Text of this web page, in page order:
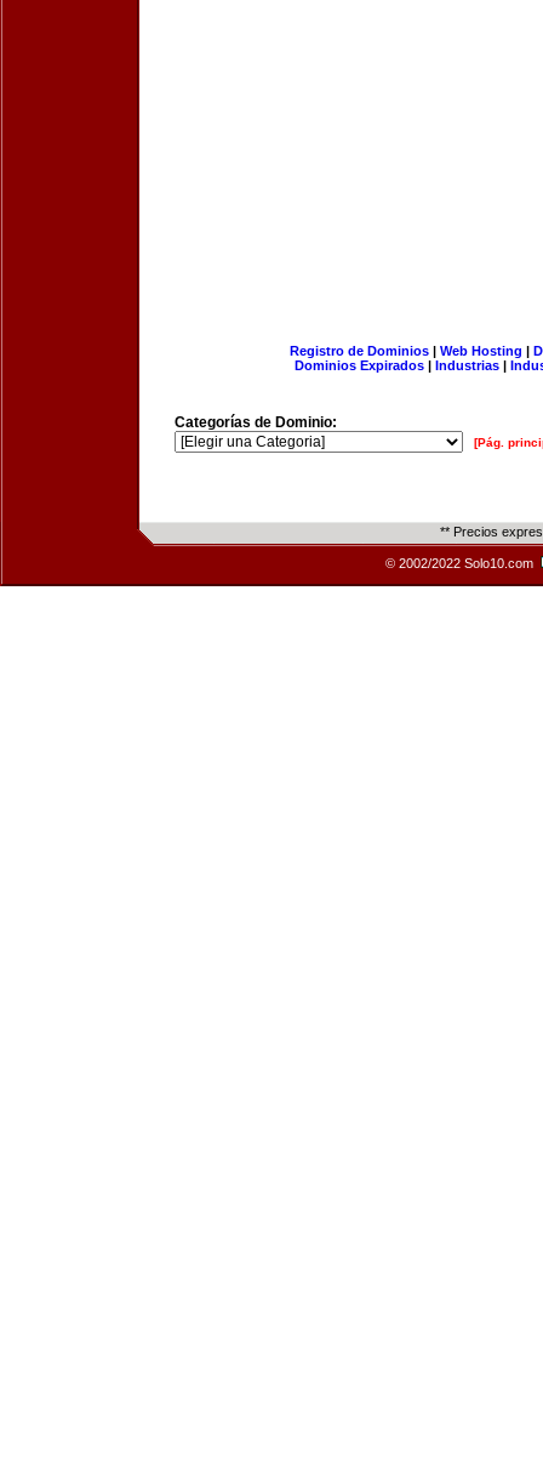
Registro de Dominios| Web Hosting |
Dominios Expirados | Industrias |
Categorías de Dominio:
[Pág.
** Precios
© 2002/2022 Solo10.com